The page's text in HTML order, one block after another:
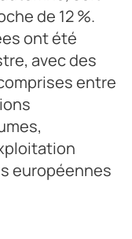
de 12 %.
ont été
avec des
entre
européennes